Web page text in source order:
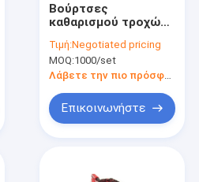
Βούρτσες
καθαρισμού τροχών
Microfiber Woolies
Σετ 3τμχ
Τιμή:Negotiated pricing
MOQ:1000/set
Επικοινωνήστε